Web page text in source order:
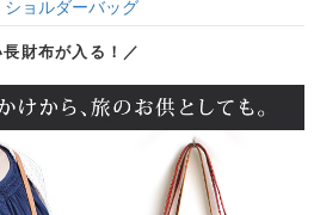
ショルダーバッグ
財布が入る！／